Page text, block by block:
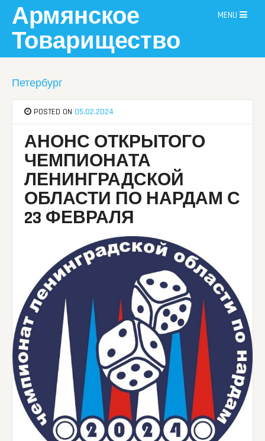
content
Армянское
Товарищество
MENU
Петербург
POSTED ON 05.02.2024
АНОНС ОТКРЫТОГО
ЧЕМПИОНАТА
ЛЕНИНГРАДСКОЙ
ОБЛАСТИ ПО НАРДАМ С
23 ФЕВРАЛЯ